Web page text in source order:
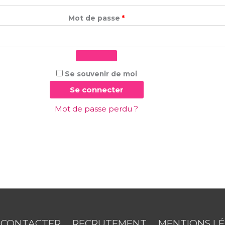
Mot de passe *
Se souvenir de moi
Se connecter
Mot de passe perdu ?